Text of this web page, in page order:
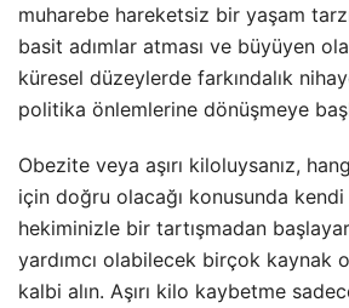
muharebe hareketsiz bir yaşam
basit adımlar atması ve büyüyen
küresel düzeylerde farkındalık
politika önlemlerine dönüşmeye
Obezite veya aşırı kiloluysanız,
için doğru olacağı konusunda
hekiminizle bir tartışmadan
yardımcı olabilecek birçok kaynak
kalbi alın. Aşırı kilo kaybetme